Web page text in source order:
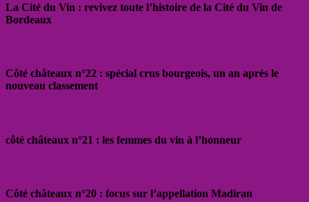
La Cité du Vin : revivez toute l’histoire de la Cité du Vin de
Bordeaux
Côté châteaux n°22 : spécial crus bourgeois, un an après le
nouveau classement
côté châteaux n°21 : les femmes du vin à l’honneur
Côté châteaux n°20 : focus sur l’appellation Madiran